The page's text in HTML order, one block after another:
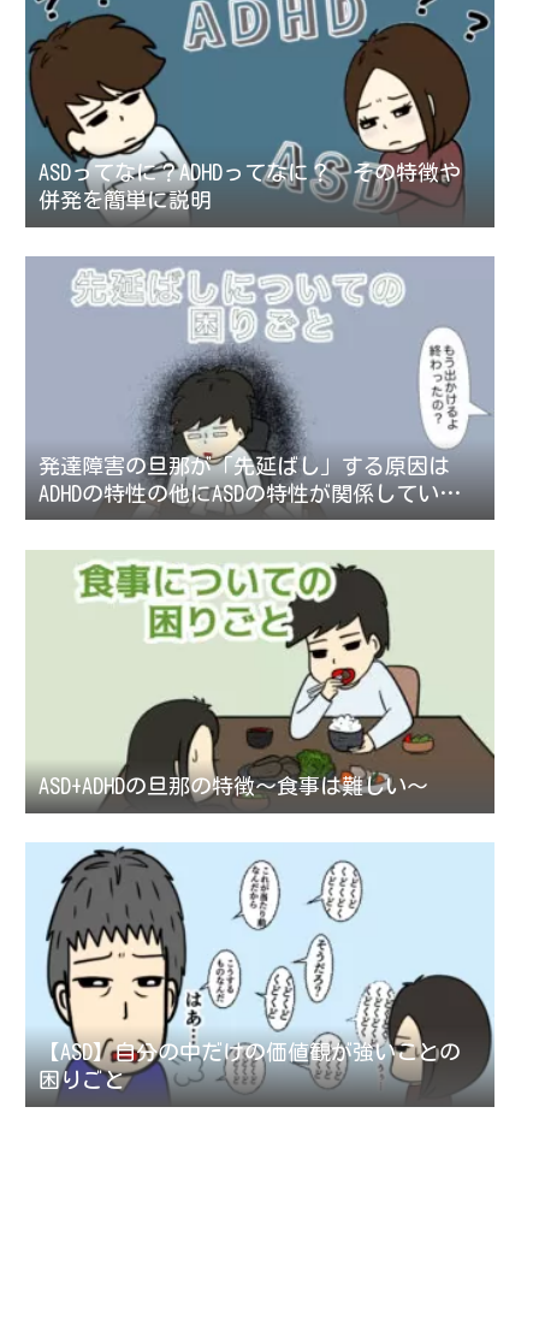
ASDってなに？ADHDってなに？ その特徴や
併発を簡単に説明
発達障害の旦那が「先延ばし」する原因は
ADHDの特性の他にASDの特性が関係している
こともある
ASD+ADHDの旦那の特徴～食事は難しい～
【ASD】自分の中だけの価値観が強いことの
困りごと